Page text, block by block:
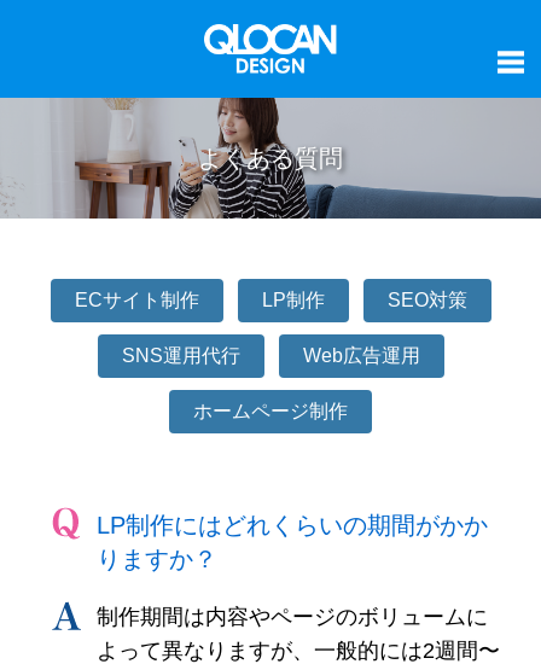
よくある質問
ECサイト制作 LP制作 SEO対策
SNS運用代行 Web広告運用
ホームページ制作
LP制作にはどれくらいの期間がかか
りますか？
制作期間は内容やページのボリュームに
よって異なりますが、一般的には2週間〜